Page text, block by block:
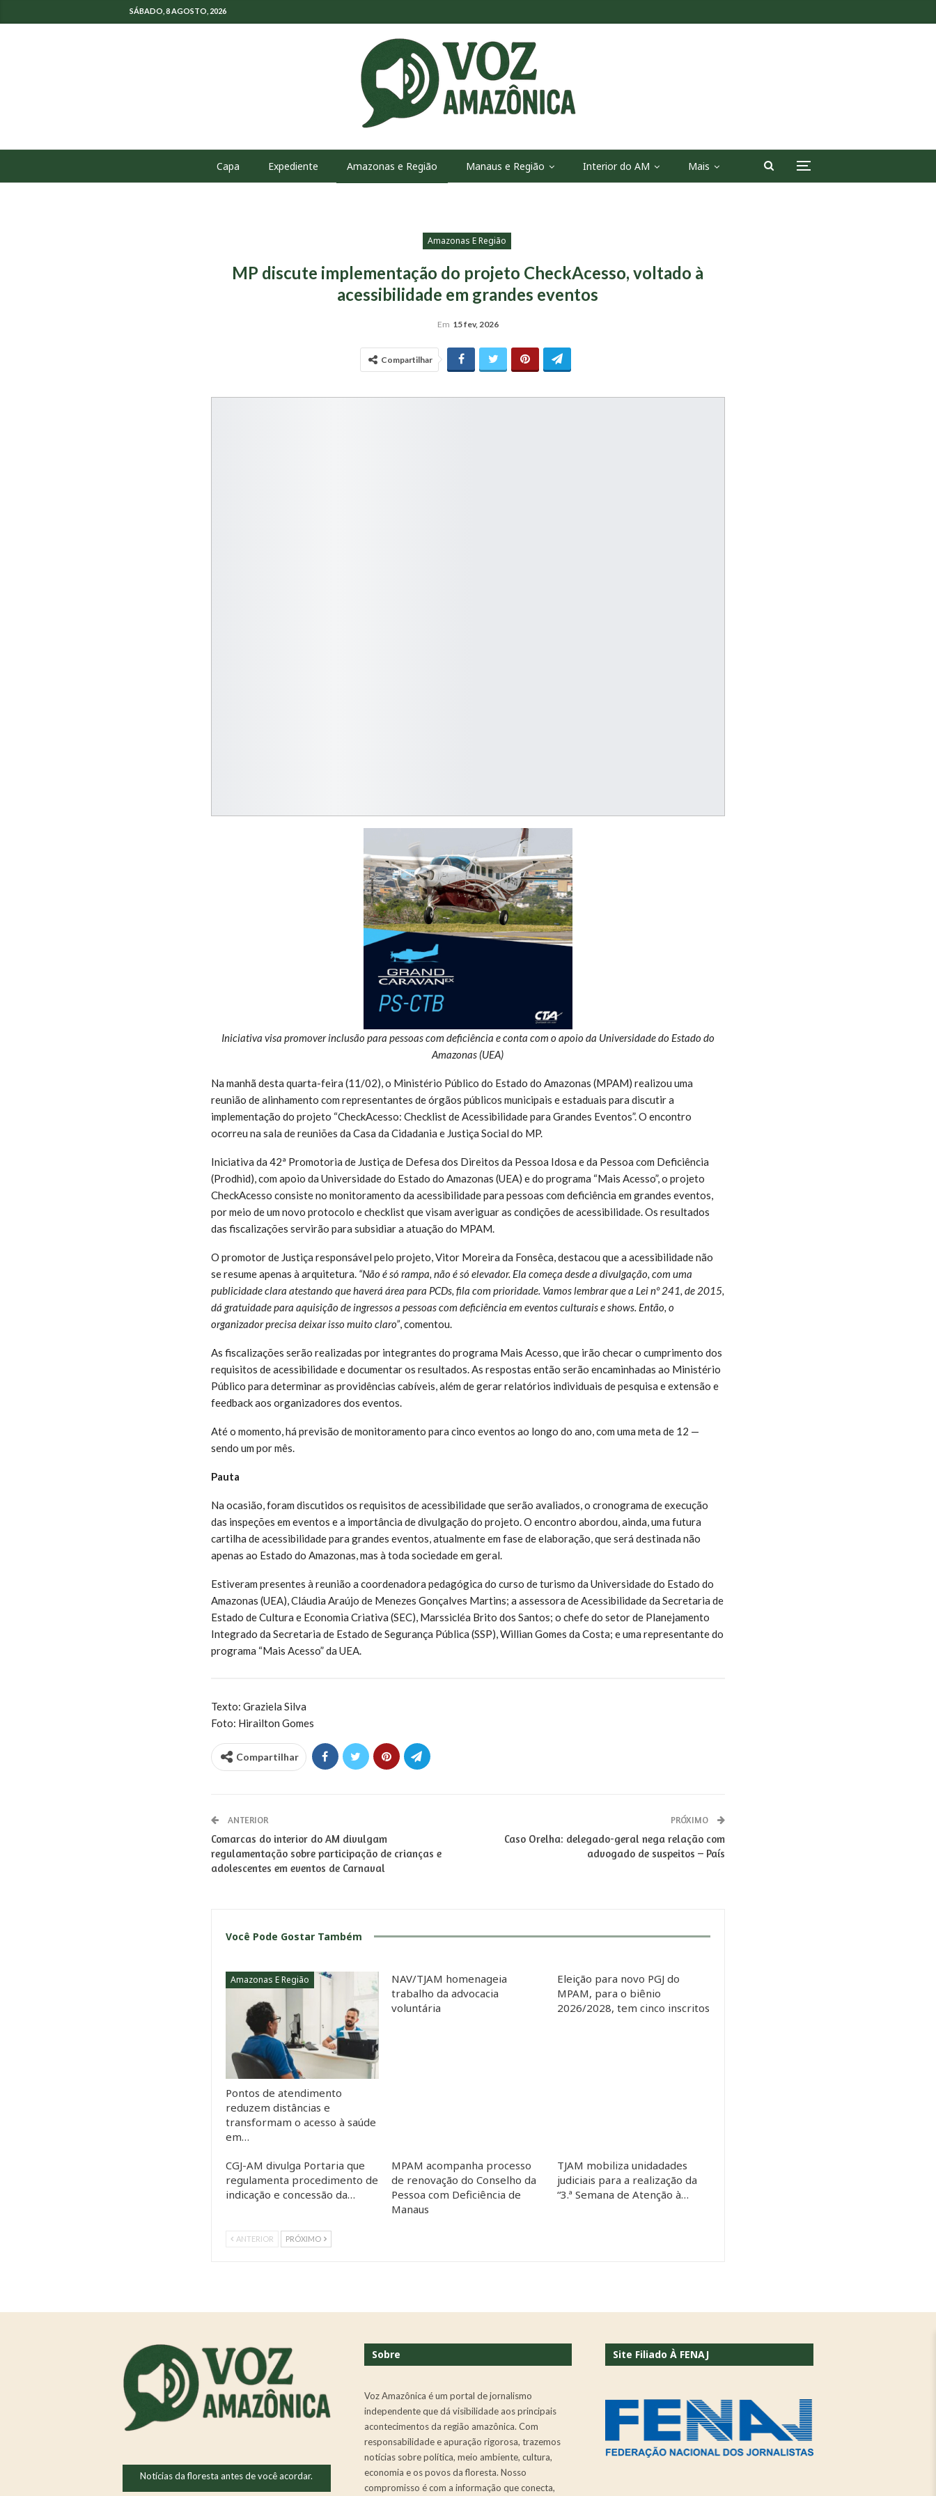
SÁBADO, 8 AGOSTO, 2026
Capa Expediente Amazonas e Região Manaus e Região Interior do AM Mais
Amazonas E Região
MP discute implementação do projeto CheckAcesso, voltado à
acessibilidade em grandes eventos
Em 15 fev, 2026
Compartilhar
Iniciativa visa promover inclusão para pessoas com deficiência e conta com o apoio da Universidade do Estado do
Amazonas (UEA)
Na manhã desta quarta-feira (11/02), o Ministério Público do Estado do Amazonas (MPAM) realizou uma
reunião de alinhamento com representantes de órgãos públicos municipais e estaduais para discutir a
implementação do projeto “CheckAcesso: Checklist de Acessibilidade para Grandes Eventos”. O encontro
ocorreu na sala de reuniões da Casa da Cidadania e Justiça Social do MP.
Iniciativa da 42ª Promotoria de Justiça de Defesa dos Direitos da Pessoa Idosa e da Pessoa com Deficiência
(Prodhid), com apoio da Universidade do Estado do Amazonas (UEA) e do programa “Mais Acesso”, o projeto
CheckAcesso consiste no monitoramento da acessibilidade para pessoas com deficiência em grandes eventos,
por meio de um novo protocolo e checklist que visam averiguar as condições de acessibilidade. Os resultados
das fiscalizações servirão para subsidiar a atuação do MPAM.
O promotor de Justiça responsável pelo projeto, Vitor Moreira da Fonsêca, destacou que a acessibilidade não
se resume apenas à arquitetura. “Não é só rampa, não é só elevador. Ela começa desde a divulgação, com uma
publicidade clara atestando que haverá área para PCDs, fila com prioridade. Vamos lembrar que a Lei nº 241, de 2015,
dá gratuidade para aquisição de ingressos a pessoas com deficiência em eventos culturais e shows. Então, o
organizador precisa deixar isso muito claro”, comentou.
As fiscalizações serão realizadas por integrantes do programa Mais Acesso, que irão checar o cumprimento dos
requisitos de acessibilidade e documentar os resultados. As respostas então serão encaminhadas ao Ministério
Público para determinar as providências cabíveis, além de gerar relatórios individuais de pesquisa e extensão e
feedback aos organizadores dos eventos.
Até o momento, há previsão de monitoramento para cinco eventos ao longo do ano, com uma meta de 12 —
sendo um por mês.
Pauta
Na ocasião, foram discutidos os requisitos de acessibilidade que serão avaliados, o cronograma de execução
das inspeções em eventos e a importância de divulgação do projeto. O encontro abordou, ainda, uma futura
cartilha de acessibilidade para grandes eventos, atualmente em fase de elaboração, que será destinada não
apenas ao Estado do Amazonas, mas à toda sociedade em geral.
Estiveram presentes à reunião a coordenadora pedagógica do curso de turismo da Universidade do Estado do
Amazonas (UEA), Cláudia Araújo de Menezes Gonçalves Martins; a assessora de Acessibilidade da Secretaria de
Estado de Cultura e Economia Criativa (SEC), Marssicléa Brito dos Santos; o chefe do setor de Planejamento
Integrado da Secretaria de Estado de Segurança Pública (SSP), Willian Gomes da Costa; e uma representante do
programa “Mais Acesso” da UEA.
Texto: Graziela Silva
Foto: Hirailton Gomes
Compartilhar
ANTERIOR
Comarcas do interior do AM divulgam
regulamentação sobre participação de crianças e
adolescentes em eventos de Carnaval
PRÓXIMO
Caso Orelha: delegado-geral nega relação com
advogado de suspeitos – País
Você Pode Gostar Também
Amazonas E Região
Pontos de atendimento
reduzem distâncias e
transformam o acesso à saúde
em…
NAV/TJAM homenageia
trabalho da advocacia
voluntária
Eleição para novo PGJ do
MPAM, para o biênio
2026/2028, tem cinco inscritos
CGJ-AM divulga Portaria que
regulamenta procedimento de
indicação e concessão da…
MPAM acompanha processo
de renovação do Conselho da
Pessoa com Deficiência de
Manaus
TJAM mobiliza unidadades
judiciais para a realização da
“3.ª Semana de Atenção à…
ANTERIOR PRÓXIMO
Notícias da floresta antes de você acordar.
Sobre
Voz Amazônica é um portal de jornalismo
independente que dá visibilidade aos principais
acontecimentos da região amazônica. Com
responsabilidade e apuração rigorosa, trazemos
notícias sobre política, meio ambiente, cultura,
economia e os povos da floresta. Nosso
compromisso é com a informação que conecta,
Site Filiado À FENAJ